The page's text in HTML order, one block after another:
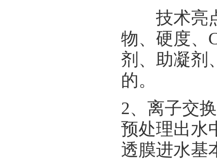
技术亮点
物、硬度、
剂、助凝剂
的。
2、离子交
预处理出水
透膜进水基